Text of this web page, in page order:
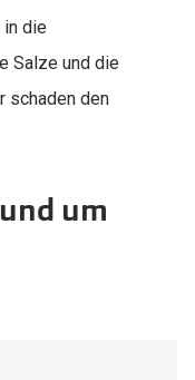
in die
Salze und die
schaden den
um